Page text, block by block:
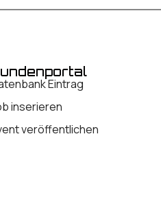
Eintrag
inserieren
veröffentlichen